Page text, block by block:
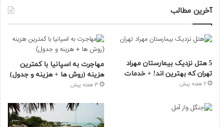
آخرین مطالب
5 هتل نزدیک بیمارستان مهراد
تهران که بهترین‌ اند! + خدمات
2 هفته پیش
مهاجرت به اسپانیا با کمترین
هزینه (روش ها + هزینه و جدول)
3 هفته پیش